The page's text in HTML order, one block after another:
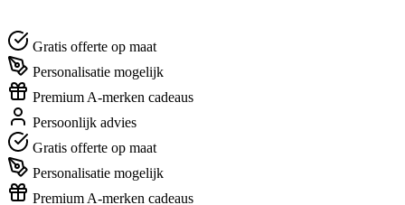
Gratis offerte op maat
Personalisatie mogelijk
Premium A-merken cadeaus
Persoonlijk advies
Gratis offerte op maat
Personalisatie mogelijk
Premium A-merken cadeaus